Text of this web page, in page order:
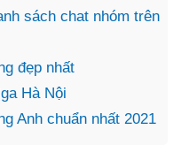
sách chat nhóm trên
đẹp nhất
Hà Nội
Anh chuẩn nhất 2021